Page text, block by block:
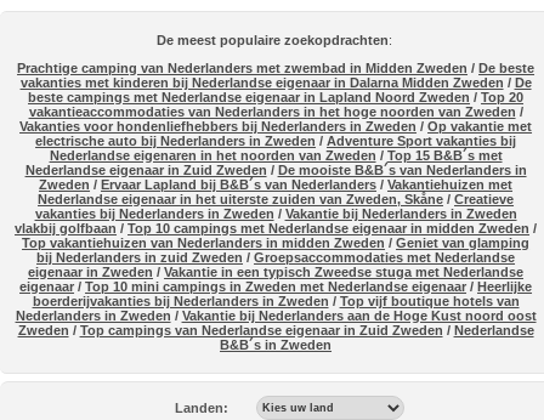
De meest populaire zoekopdrachten:
Prachtige camping van Nederlanders met zwembad in Midden Zweden /De beste
vakanties met kinderen bij Nederlandse eigenaar in Dalarna Midden Zweden / De
beste campings met Nederlandse eigenaar in Lapland Noord Zweden /Top 20
vakantieaccommodaties van Nederlanders in het hoge noorden van Zweden /
Vakanties voor hondenliefhebbers bij Nederlanders in Zweden /Op vakantie met
electrische auto bij Nederlanders in Zweden /Adventure Sport vakanties bij
Nederlandse eigenaren in het noorden van Zweden / Top 15 B&B´s met
Nederlandse eigenaar in Zuid Zweden / De mooiste B&B´s van Nederlanders in
Zweden /Ervaar Lapland bij B&B´s van Nederlanders /Vakantiehuizen met
Nederlandse eigenaar in het uiterste zuiden van Zweden, Skåne /Creatieve
vakanties bij Nederlanders in Zweden / Vakantie bij Nederlanders in Zweden
vlakbij golfbaan /Top 10 campings met Nederlandse eigenaar in midden Zweden /
Top vakantiehuizen van Nederlanders in midden Zweden /Geniet van glamping
bij Nederlanders in zuid Zweden /Groepsaccommodaties met Nederlandse
eigenaar in Zweden /Vakantie in een typisch Zweedse stuga met Nederlandse
eigenaar /Top 10 mini campings in Zweden met Nederlandse eigenaar /Heerlijke
boerderijvakanties bij Nederlanders in Zweden / Top vijf boutique hotels van
Nederlanders in Zweden / Vakantie bij Nederlanders aan de Hoge Kust noord oost
Zweden / Top campings van Nederlandse eigenaar in Zuid Zweden / Nederlandse
B&B´s in Zweden
Landen: